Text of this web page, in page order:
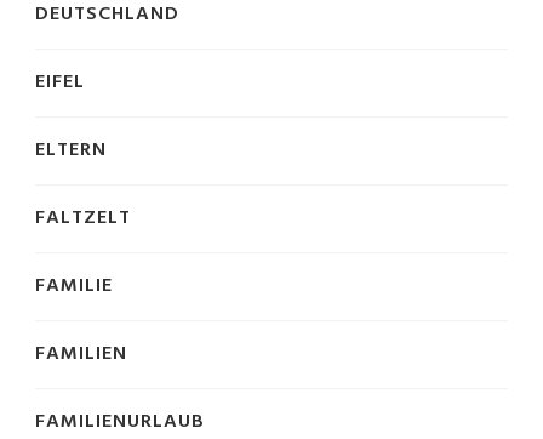
DEUTSCHLAND
EIFEL
ELTERN
FALTZELT
FAMILIE
FAMILIEN
FAMILIENURLAUB